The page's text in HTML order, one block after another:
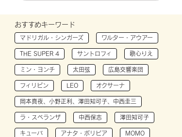
おすすめキーワード
マドリガル・シンガーズ ワルター・アウアー
THE SUPER 4 サントロフィ 歌心りえ
ミン・ヨンチ 太田弦 広島交響楽団
フィリピン LEO オクサーナ
岡本真夜、小野正利、澤田知可子、中西圭三
ラ・スペランザ 中西保志 澤田知可子
キューバ アナタ・ボリビア MOMO